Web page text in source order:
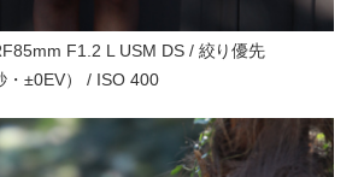
F1.2 L USM DS / 絞り優先
・±0EV） / ISO 400